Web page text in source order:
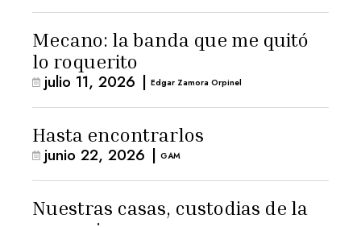
Mecano: la banda que me quitó
lo roquerito
julio 11, 2026 | Edgar Zamora Orpinel
Hasta encontrarlos
junio 22, 2026 | GAM
Nuestras casas, custodias de la